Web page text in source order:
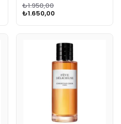
₺1.950,00
₺1.650,00